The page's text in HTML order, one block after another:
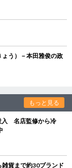
う）－本田雅俊の政
もっと見る
入 名店監修から冷
貨まで約30ブランド